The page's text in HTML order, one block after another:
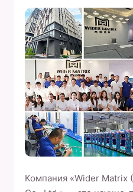
Компания «Wider Matrix